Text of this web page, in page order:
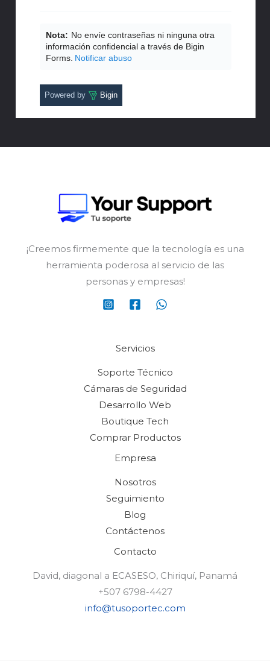
Nota: No envíe contraseñas ni ninguna otra
información confidencial a través de Bigin
Forms. Notificar abuso
Powered by Bigin
¡Creemos firmemente que la tecnología es una
herramienta poderosa al servicio de las
personas y empresas!
Servicios
Soporte Técnico
Cámaras de Seguridad
Desarrollo Web
Boutique Tech
Comprar Productos
Empresa
Nosotros
Seguimiento
Blog
Contáctenos
Contacto
David, diagonal a ECASESO, Chiriquí, Panamá
+507 6798-4427
info@tusoportec.com